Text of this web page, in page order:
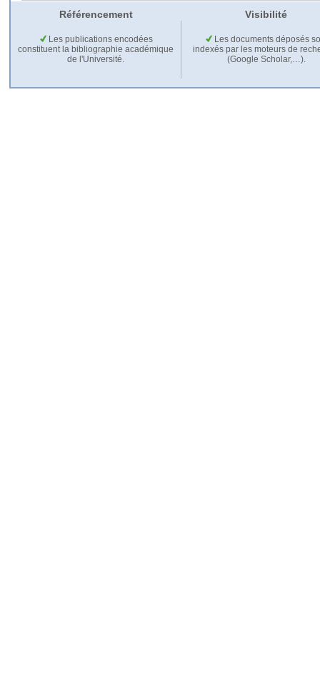
Référencement Visibilité
Les publications encodées
constituent la bibliographie académique
de l'Université.
Les documents déposés
indexés par les moteurs de
(Google Scholar,…).